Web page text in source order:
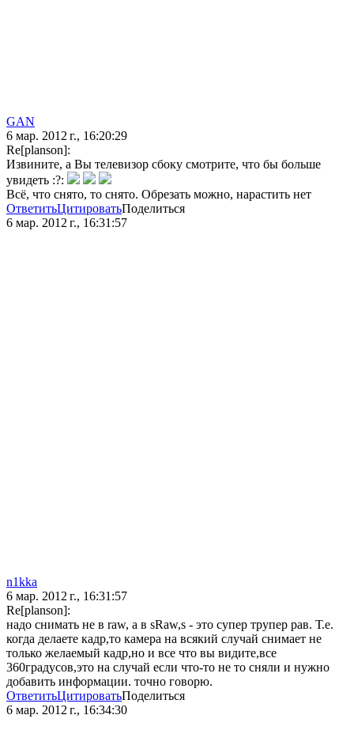
GAN
6 мар. 2012 г., 16:20:29
Re[planson]:
Извините, а Вы телевизор сбоку смотрите, что бы больше
увидеть :?:
Всё, что снято, то снято. Обрезать можно, нарастить нет
ОтветитьЦитироватьПоделиться
6 мар. 2012 г., 16:31:57
n1kka
6 мар. 2012 г., 16:31:57
Re[planson]:
надо снимать не в raw, а в sRaw,s - это супер трупер рав. Т.е.
когда делаете кадр,то камера на всякий случай снимает не
только желаемый кадр,но и все что вы видите,все
360градусов,это на случай если что-то не то сняли и нужно
добавить информации. точно говорю.
ОтветитьЦитироватьПоделиться
6 мар. 2012 г., 16:34:30